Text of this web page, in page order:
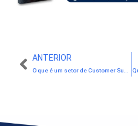
ANTERIOR